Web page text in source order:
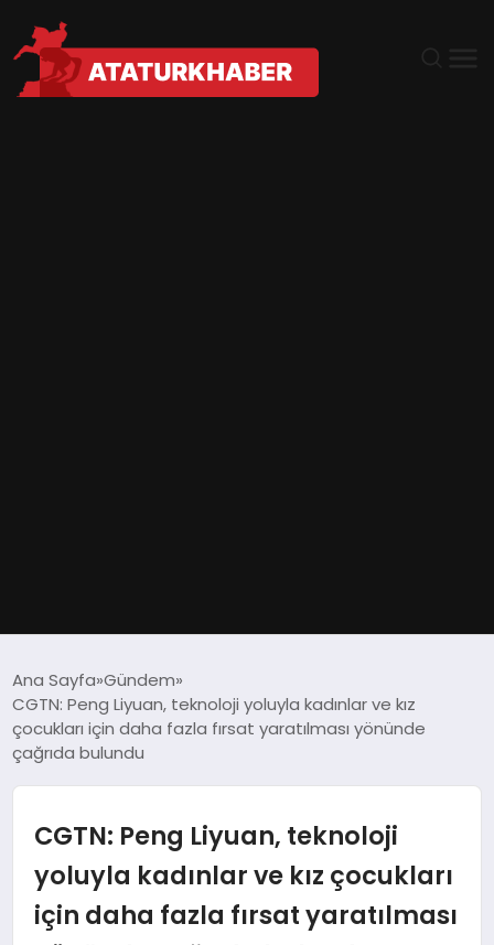
DÜNYA
EKONOMI
MAGAZIN
Ana Sayfa Gündem
CGTN: Peng Liyuan, teknoloji yoluyla kadınlar ve kız
çocukları için daha fazla fırsat yaratılması yönünde
çağrıda bulundu
CGTN: Peng Liyuan, teknoloji
yoluyla kadınlar ve kız çocukları
için daha fazla fırsat yaratılması